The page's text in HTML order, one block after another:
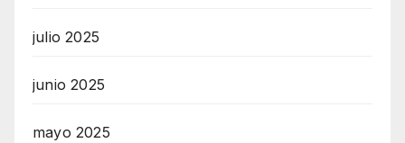
julio 2025
junio 2025
mayo 2025